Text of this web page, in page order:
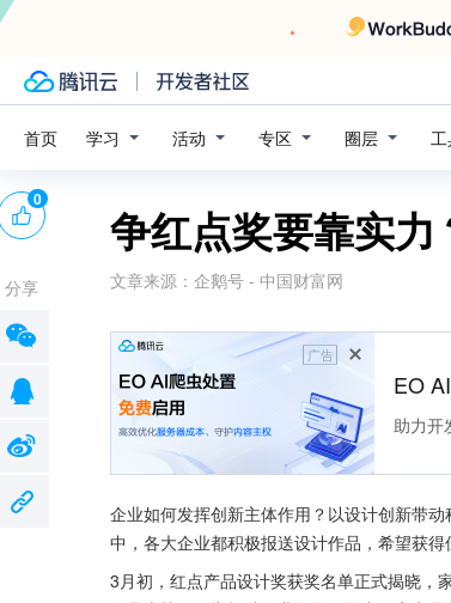
首页 学习 活动 专区 圈层
争红点奖要靠实
文章来源： 企鹅号 - 中国财富网
广告
EO
助力开
企业如何发挥创新主体作用？以设计创新带
中，各大企业都积极报送设计作品，希望获
3月初，红点产品设计奖获奖名单正式揭晓
0
分享